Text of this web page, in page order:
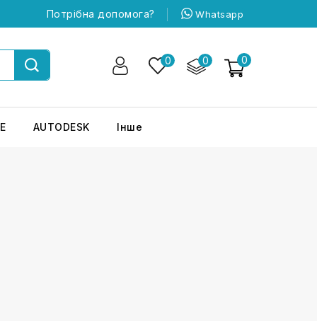
Whatsapp
Потрібна допомога?
0
0
0
AUTODESK Інше